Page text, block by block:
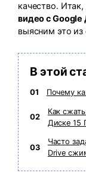
Фотография
НАЙДИТЕ
Контактная
Поддержка
Характеристики
Что Нового
search
качество.
видео с Google
выясним это
В этой
01 Почему
02
Как
Диске 15
03
Часто
Drive